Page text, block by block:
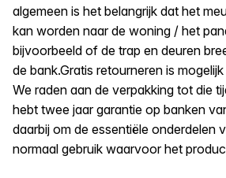
algemeen is het belangrijk dat het
kan worden naar de woning / het
bijvoorbeeld of de trap en deuren
de bank.Gratis retourneren is
We raden aan de verpakking tot die
hebt twee jaar garantie op banken
daarbij om de essentiële onderdelen
normaal gebruik waarvoor het